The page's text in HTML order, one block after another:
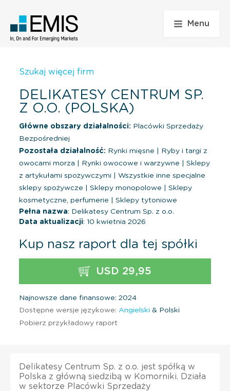
Menu
Szukaj więcej firm
DELIKATESY CENTRUM SP.
Z O.O. (POLSKA)
Główne obszary działalności: Placówki Sprzedaży
Bezpośredniej
Pozostała działalność: Rynki mięsne
Ryby i targi z
owocami morza
Rynki owocowe i warzywne
Sklepy
z artykułami spożywczymi
Wszystkie inne specjalne
sklepy spożywcze
Sklepy monopolowe
Sklepy
kosmetyczne, perfumerie
Sklepy tytoniowe
Pełna nazwa: Delikatesy Centrum Sp. z o.o.
Data aktualizacji: 10 kwietnia 2026
Kup nasz raport dla tej spółki
USD 29,95
Najnowsze dane finansowe: 2024
Dostępne wersje językowe: Angielski & Polski
Pobierz przykładowy raport
Delikatesy Centrum Sp. z o.o. jest spółką w
Polska z główną siedzibą w Komorniki. Działa
w sektorze Placówki Sprzedaży